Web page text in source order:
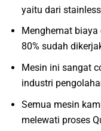
yaitu dari
Menghemat
80% sudah
Mesin ini sangat
industri
Semua mesin
melewati proses